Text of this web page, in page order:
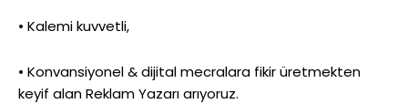
• Kalemi kuvvetli,
• Konvansiyonel & dijital mecralara fikir üretmekten
keyif alan Reklam Yazarı arıyoruz.